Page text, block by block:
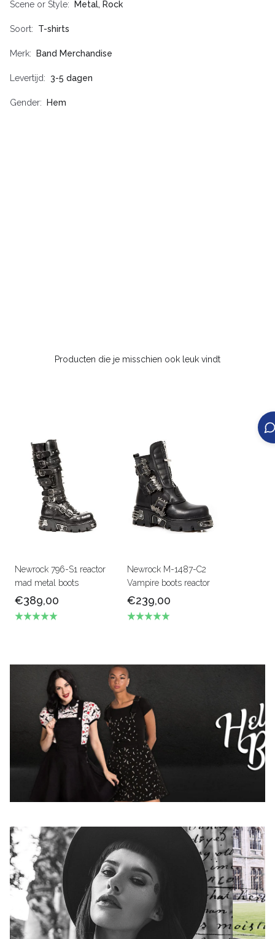
Scene or Style Metal, Rock
Soort T-shirts
Merk Band Merchandise
Levertijd 3-5 dagen
Gender Hem
Producten die je misschien ook leuk vindt
Newrock 796-S1 reactor
mad metal boots
€389,00
Newrock M-1487-C2
Vampire boots reactor
€239,00